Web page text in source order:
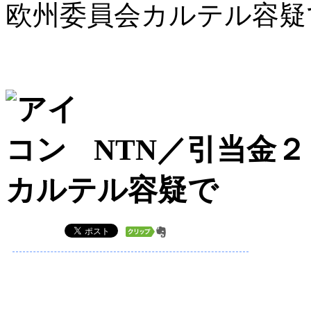
欧州委員会カルテル容
NTN／引当金
カルテル容疑で